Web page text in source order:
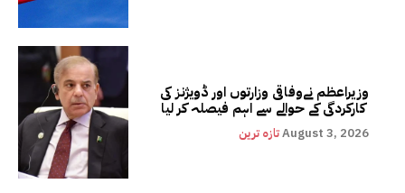
وزیراعظم نےوفاقی وزارتوں اور ڈویژنز کی
کارکردگی کے حوالے سے اہم فیصلہ کر لیا
تازہ ترینAugust 3, 2026